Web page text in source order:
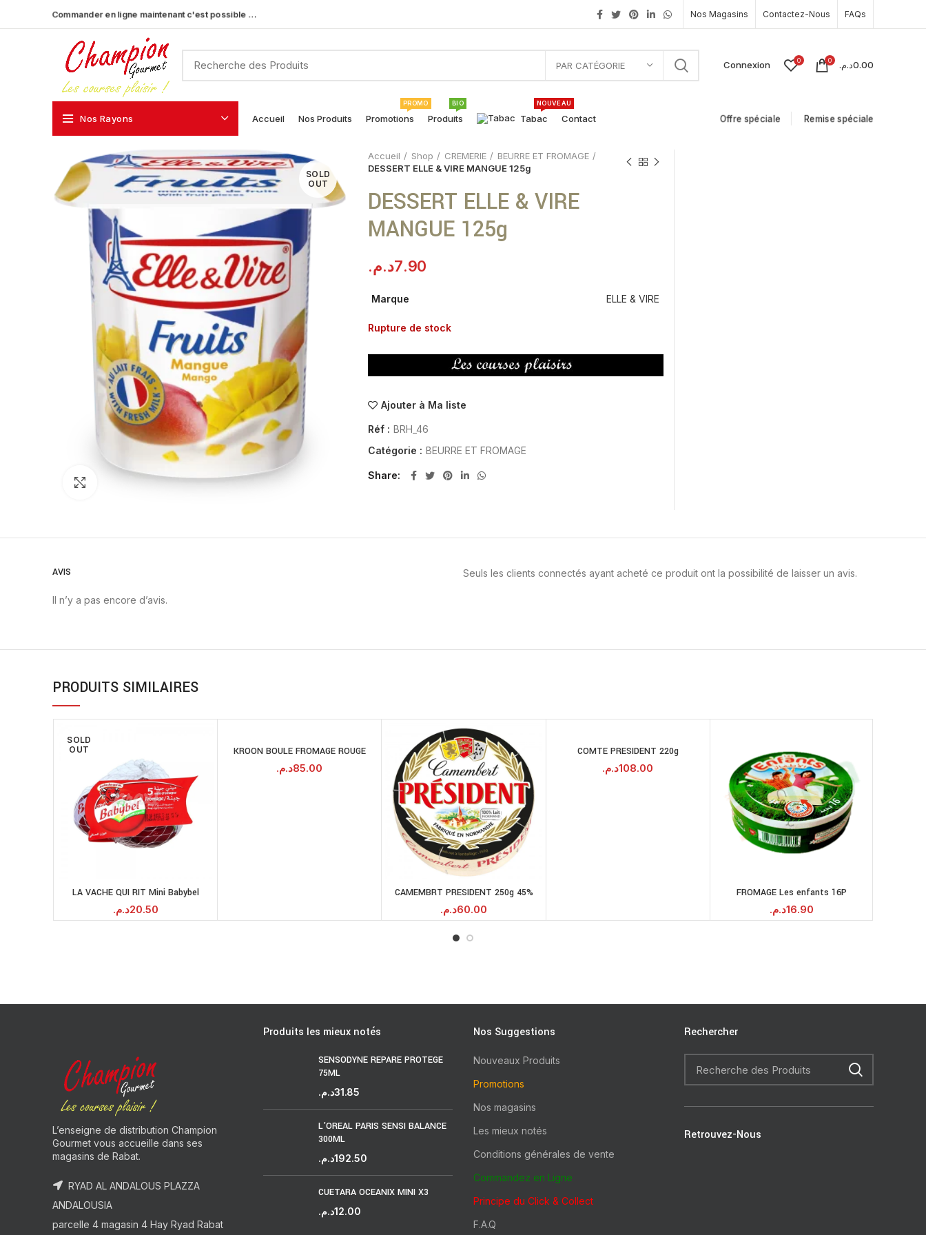
Commander en ligne maintenant c'est possible … Nos Magasins Contactez-Nous FAQs
PAR CATÉGORIE Connexion 0 0 0.00د.م.
Nos Rayons Accueil Nos Produits Promotions
PROMO
Produits
BIO
Tabac
NOUVEAU
Contact Offre spéciale Remise spéciale
SOLD
OUT
Click to enlarge
Accueil Shop CREMERIE
BEURRE ET FROMAGE
DESSERT ELLE & VIRE MANGUE 125g
DESSERT ELLE & VIRE
MANGUE 125g
7.90د.م.
Marque ELLE & VIRE
Rupture de stock
Ajouter à Ma liste
Réf : BRH_46
Catégorie : BEURRE ET FROMAGE
Share
AVIS
Il n’y a pas encore d’avis.
Seuls les clients connectés ayant acheté ce produit ont la possibilité de laisser un avis.
PRODUITS SIMILAIRES
SOLD
OUT
LIRE LA SUITE
LA VACHE QUI RIT Mini Babybel
20.50د.م.
AJOUTER AU
PANIER
KROON BOULE FROMAGE ROUGE
85.00د.م.
AJOUTER AU
PANIER
CAMEMBRT PRESIDENT 250g 45%
60.00د.م.
AJOUTER AU
PANIER
COMTE PRESIDENT 220g
108.00د.م.
AJOUTER AU
PANIER
FROMAGE Les enfants 16P
16.90د.م.
L’enseigne de distribution Champion
Gourmet vous accueille dans ses
magasins de Rabat.
RYAD AL ANDALOUS PLAZZA
ANDALOUSIA
parcelle 4 magasin 4 Hay Ryad Rabat
Produits les mieux notés
SENSODYNE REPARE PROTEGE
75ML
31.85د.م.
L'OREAL PARIS SENSI BALANCE
300ML
192.50د.م.
CUETARA OCEANIX MINI X3
12.00د.م.
Nos Suggestions
Nouveaux Produits
Promotions
Nos magasins
Les mieux notés
Conditions générales de vente
Commandez en Ligne
Principe du Click & Collect
F.A.Q
Rechercher
Retrouvez-Nous